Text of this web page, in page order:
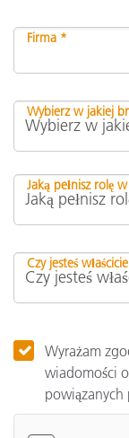
Firma *
Wybierz w jakiej
Jaką pełnisz rolę
Czy jesteś
Wyrażam
wiadomości
powiązanych